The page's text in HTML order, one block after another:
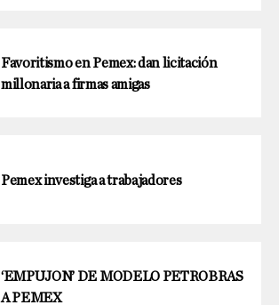
Favoritismo en Pemex: dan licitación
millonaria a firmas amigas
Pemex investiga a trabajadores
‘EMPUJON’ DE MODELO PETROBRAS
A PEMEX